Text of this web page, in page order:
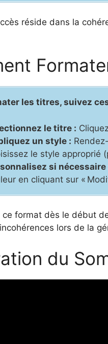
réside dans la
les titres, suivez
le titre :
un style :
le style approprié
si nécessaire
en cliquant sur «
ce format dès le début
lors de la
du